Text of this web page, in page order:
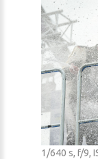
1/640 s, f/9,